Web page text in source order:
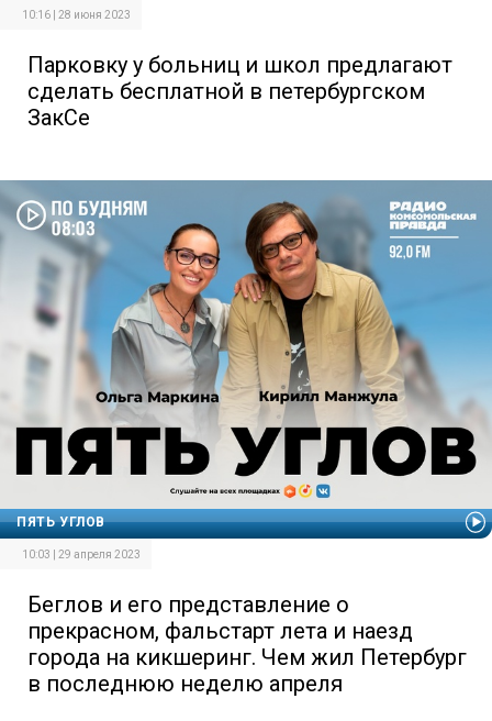
10:16 | 28 июня 2023
Парковку у больниц и школ предлагают
сделать бесплатной в петербургском
ЗакСе
ПЯТЬ УГЛОВ
10:03 | 29 апреля 2023
Беглов и его представление о
прекрасном, фальстарт лета и наезд
города на кикшеринг. Чем жил Петербург
в последнюю неделю апреля